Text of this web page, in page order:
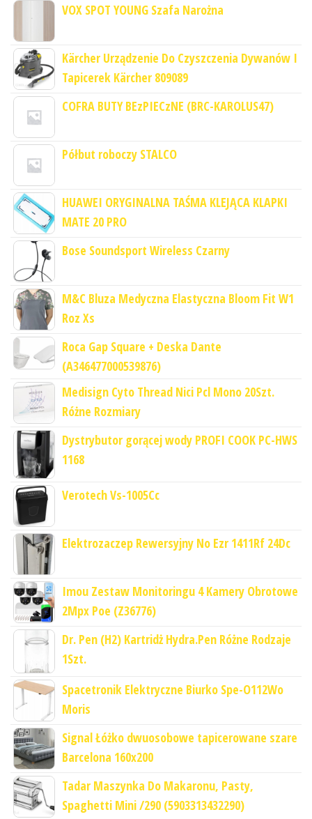
VOX SPOT YOUNG Szafa Narożna
Kärcher Urządzenie Do Czyszczenia Dywanów I
Tapicerek Kärcher 809089
COFRA BUTY BEzPIECzNE (BRC-KAROLUS47)
Półbut roboczy STALCO
HUAWEI ORYGINALNA TAŚMA KLEJĄCA KLAPKI
MATE 20 PRO
Bose Soundsport Wireless Czarny
M&C Bluza Medyczna Elastyczna Bloom Fit W1
Roz Xs
Roca Gap Square + Deska Dante
(A346477000539876)
Medisign Cyto Thread Nici Pcl Mono 20Szt.
Różne Rozmiary
Dystrybutor gorącej wody PROFI COOK PC-HWS
1168
Verotech Vs-1005Cc
Elektrozaczep Rewersyjny No Ezr 1411Rf 24Dc
Imou Zestaw Monitoringu 4 Kamery Obrotowe
2Mpx Poe (Z36776)
Dr. Pen (H2) Kartridż Hydra.Pen Różne Rodzaje
1Szt.
Spacetronik Elektryczne Biurko Spe-O112Wo
Moris
Signal Łóżko dwuosobowe tapicerowane szare
Barcelona 160x200
Tadar Maszynka Do Makaronu, Pasty,
Spaghetti Mini /290 (5903313432290)